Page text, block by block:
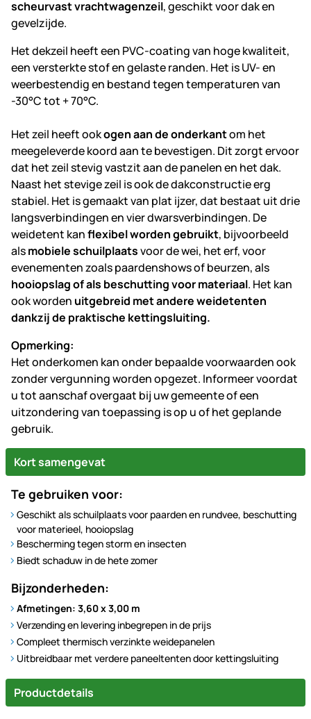
scheurvast vrachtwagenzeil, geschikt voor dak en
gevelzijde.
Het dekzeil heeft een PVC-coating van hoge kwaliteit,
een versterkte stof en gelaste randen. Het is UV- en
weerbestendig en bestand tegen temperaturen van
-30°C tot + 70°C.
Het zeil heeft ookogen aan de onderkantom het
meegeleverde koord aan te bevestigen. Dit zorgt ervoor
dat het zeil stevig vastzit aan de panelen en het dak.
Naast het stevige zeil is ook de dakconstructie erg
stabiel. Het is gemaakt van plat ijzer, dat bestaat uit drie
langsverbindingen en vier dwarsverbindingen. De
weidetent kanflexibel worden gebruikt, bijvoorbeeld
alsmobiele schuilplaatsvoor de wei, het erf, voor
evenementen zoals paardenshows of beurzen, als
hooiopslag of als beschutting voor materiaal. Het kan
ook worden uitgebreid met andere weidetenten
dankzij de praktische kettingsluiting.
Opmerking:
Het onderkomen kan onder bepaalde voorwaarden ook
zonder vergunning worden opgezet. Informeer voordat
u tot aanschaf overgaat bij uw gemeente of een
uitzondering van toepassing is op u of het geplande
gebruik.
Kort samengevat
Te gebruiken voor:
Geschikt als schuilplaats voor paarden en rundvee, beschutting
voor materieel, hooiopslag
Bescherming tegen storm en insecten
Biedt schaduw in de hete zomer
Bijzonderheden:
Afmetingen: 3,60 x 3,00 m
Verzending en levering inbegrepen in de prijs
Compleet thermisch verzinkte weidepanelen
Uitbreidbaar met verdere paneeltenten door kettingsluiting
Productdetails